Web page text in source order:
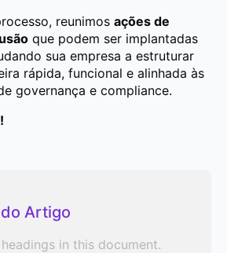
reunimos ações de
que podem ser implantadas
sua empresa a estruturar
rápida, funcional e alinhada às
governança e compliance.
Artigo
in this document.